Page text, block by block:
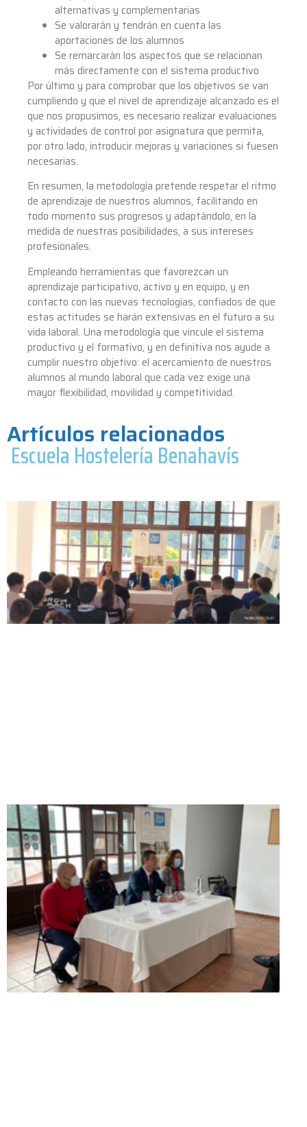
alternativas y complementarias
Se valorarán y tendrán en cuenta las
aportaciones de los alumnos
Se remarcarán los aspectos que se relacionan
más directamente con el sistema productivo
Por último y para comprobar que los objetivos se van
cumpliendo y que el nivel de aprendizaje alcanzado es el
que nos propusimos, es necesario realizar evaluaciones
y actividades de control por asignatura que permita,
por otro lado, introducir mejoras y variaciones si fuesen
necesarias.
En resumen, la metodología pretende respetar el ritmo
de aprendizaje de nuestros alumnos, facilitando en
todo momento sus progresos y adaptándolo, en la
medida de nuestras posibilidades, a sus intereses
profesionales.
Empleando herramientas que favorezcan un
aprendizaje participativo, activo y en equipo, y en
contacto con las nuevas tecnologías, confiados de que
estas actitudes se harán extensivas en el futuro a su
vida laboral. Una metodología que vincule el sistema
productivo y el formativo, y en definitiva nos ayude a
cumplir nuestro objetivo: el acercamiento de nuestros
alumnos al mundo laboral que cada vez exige una
mayor flexibilidad, movilidad y competitividad.
Artículos relacionados
Escuela Hostelería Benahavís